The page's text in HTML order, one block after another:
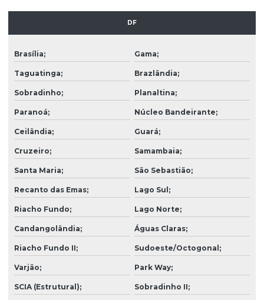
Construtora de lojas
Construtora de obra civil
Construtora obras corporativas
Construtora predial
Construtora de prédio
Construtora para reforma
Construtora residencial
Coordenação de projetos
Empresa de construção de casas
DF
Brasília; Gama;
Taguatinga; Brazlândia;
Sobradinho; Planaltina;
Paranoá; Núcleo Bandeirante;
Ceilândia; Guará;
Cruzeiro; Samambaia;
Santa Maria; São Sebastião;
Recanto das Emas; Lago Sul;
Riacho Fundo; Lago Norte;
Candangolândia; Águas Claras;
Riacho Fundo II; Sudoeste/Octogonal;
Varjão; Park Way;
SCIA (Estrutural); Sobradinho II;